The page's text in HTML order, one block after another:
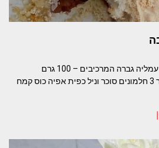
תבנית ריבוע 20/20 מאת – עמליה גברה המרכיבים – 100 גרם
חמאה/מרגרינה רבע כוס סוכר 3 חלמונים סוכר וניל כפית אפיה כוס קמח